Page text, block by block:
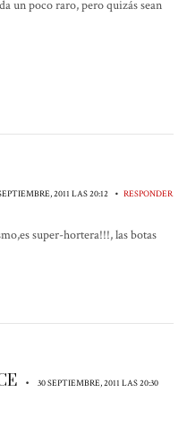
un poco raro, pero quizás sean
2011 LAS 20:12 • RESPONDER
super-hortera!!!, las botas
• 30 SEPTIEMBRE, 2011 LAS 20:30